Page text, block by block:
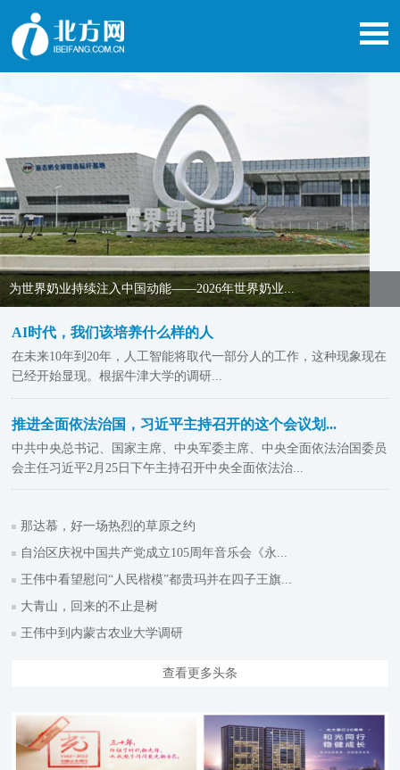
为世界奶业持续注入中国动能——2026年世界奶业...
AI时代，我们该培养什么样的人
在未来10年到20年，人工智能将取代一部分人的工作，这种现象现在
已经开始显现。根据牛津大学的调研...
推进全面依法治国，习近平主持召开的这个会议划...
中共中央总书记、国家主席、中央军委主席、中央全面依法治国委员
会主任习近平2月25日下午主持召开中央全面依法治...
那达慕，好一场热烈的草原之约
自治区庆祝中国共产党成立105周年音乐会《永...
王伟中看望慰问“人民楷模”都贵玛并在四子王旗...
大青山，回来的不止是树
王伟中到内蒙古农业大学调研
查看更多头条